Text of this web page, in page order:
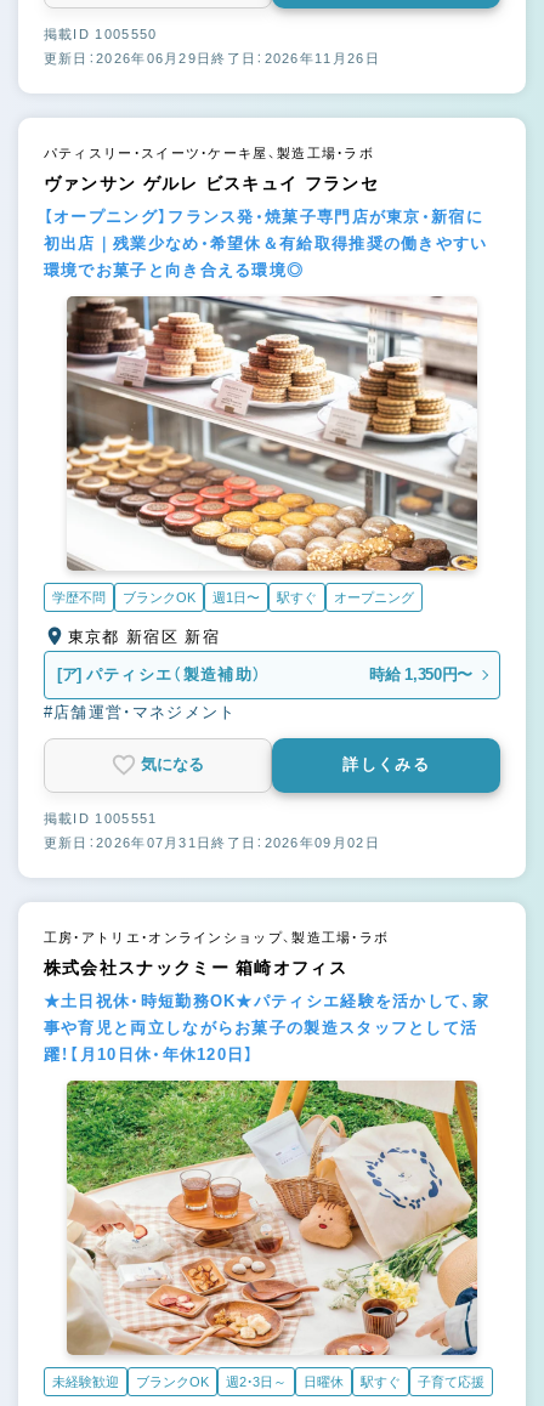
掲載ID 1005550
更新日：2026年06月29日終了日：2026年11月26日
パティスリー・スイーツ・ケーキ屋、製造工場・ラボ
ヴァンサン ゲルレ ビスキュイ フランセ
【オープニング】フランス発・焼菓子専門店が東京・新宿に
初出店｜残業少なめ・希望休＆有給取得推奨の働きやすい
環境でお菓子と向き合える環境◎
学歴不問 ブランクOK 週1日〜 駅すぐ オープニング
東京都 新宿区 新宿
[ア] パティシエ（製造補助） 時給 1,350円〜
#店舗運営・マネジメント
気になる 詳しくみる
掲載ID 1005551
更新日：2026年07月31日終了日：2026年09月02日
工房・アトリエ・オンラインショップ、製造工場・ラボ
株式会社スナックミー 箱崎オフィス
★土日祝休・時短勤務OK★パティシエ経験を活かして、家
事や育児と両立しながらお菓子の製造スタッフとして活
躍！【月10日休・年休120日】
未経験歓迎 ブランクOK 週2・3日～ 日曜休 駅すぐ 子育て応援